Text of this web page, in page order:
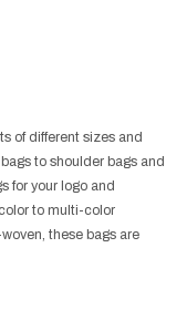
of different sizes and
to shoulder bags and
for your logo and
to multi-color
these bags are